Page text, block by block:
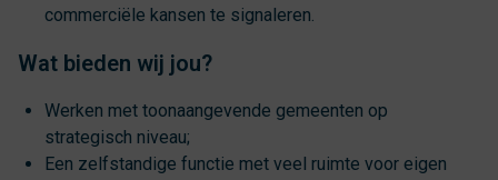
commerciële kansen te signaleren.
Wat bieden wij jou?
Werken met toonaangevende gemeenten op
strategisch niveau;
Een zelfstandige functie met veel ruimte voor eigen